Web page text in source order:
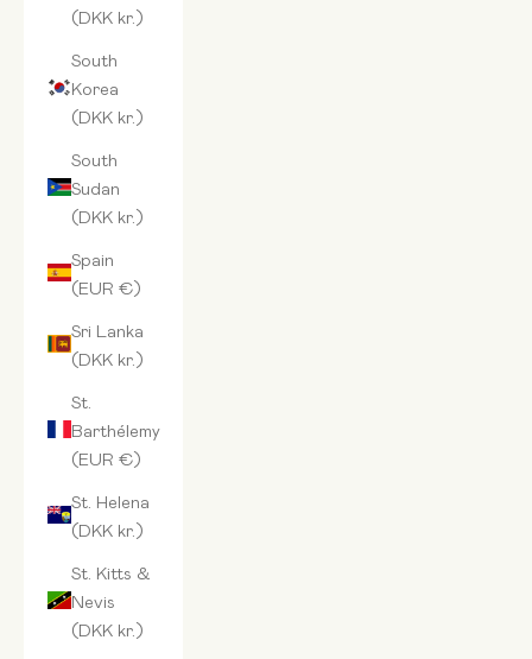
(DKK kr.)
South
Korea
(DKK kr.)
South
Sudan
(DKK kr.)
Spain
(EUR €)
Sri Lanka
(DKK kr.)
St.
Barthélemy
(EUR €)
St. Helena
(DKK kr.)
St. Kitts &
Nevis
(DKK kr.)